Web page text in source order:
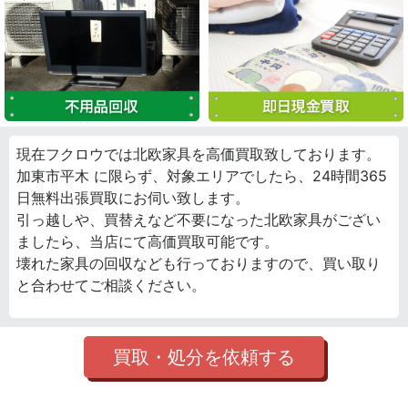
現在フクロウでは北欧家具を高価買取致しております。
加東市平木 に限らず、対象エリアでしたら、24時間365
日無料出張買取にお伺い致します。
引っ越しや、買替えなど不要になった北欧家具がござい
ましたら、当店にて高価買取可能です。
壊れた家具の回収なども行っておりますので、買い取り
と合わせてご相談ください。
買取・処分を依頼する